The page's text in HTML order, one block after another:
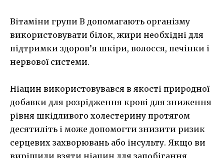
Вітаміни групи В допомагають організму
використовувати білок, жири необхідні для
підтримки здоров’я шкіри, волосся, печінки і
нервової системи.
Ніацин використовувався в якості природної
добавки для розрідження крові для зниження
рівня шкідливого холестерину протягом
десятиліть і може допомогти знизити ризик
серцевих захворювань або інсульту. Якщо ви
вирішили взяти ніацин для запобігання